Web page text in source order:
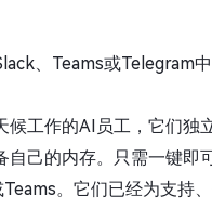
、Teams或Telegram
候工作的AI员工，它们独
自己的内存。只需一键即
。它们已经为支持